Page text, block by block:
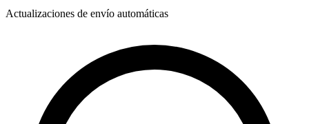
Actualizaciones de envío automáticas